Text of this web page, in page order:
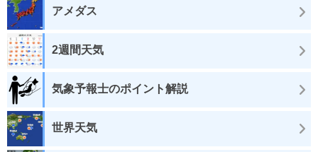
アメダス
2週間天気
気象予報士のポイント解説
世界天気